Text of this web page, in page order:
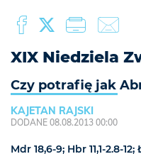
XIX Niedziela
Czy potrafię jak
KAJETAN RAJSKI
DODANE 08.08.2013 00:00
Mdr 18,6-9; Hbr 11,1-2.8-12;